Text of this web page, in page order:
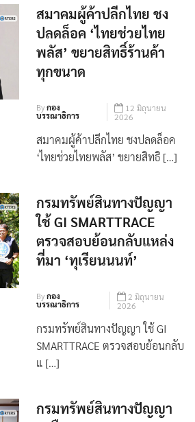
สมาคมผู้ค้าปลีกไทย ชง
ปลดล็อค ‘ไทยช่วยไทย
พลัส’ ขยายสิทธิ์ร้านค้า
ทุกขนาด
Byกอง
บรรณาธิการ
12 มิถุนายน
2026
สมาคมผู้ค้าปลีกไทย ชงปลดล็อค
‘ไทยช่วยไทยพลัส’ ขยายสิทธิ […]
กรมทรัพย์สินทางปัญญา
ใช้ GI SMARTTRACE
ตรวจสอบย้อนกลับแหล่ง
ที่มา ‘ทุเรียนนนท์’
Byกอง
บรรณาธิการ
2 มิถุนายน
2026
กรมทรัพย์สินทางปัญญา ใช้ GI
SMARTTRACE ตรวจสอบย้อนกลับ
แ […]
กรมทรัพย์สินทางปัญญา